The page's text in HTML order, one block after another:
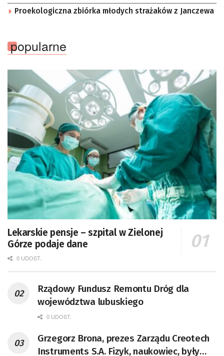
Proekologiczna zbiórka młodych strażaków z Janczewa
popularne
Lekarskie pensje – szpital w Zielonej
Górze podaje dane
0 UDOST.
Rządowy Fundusz Remontu Dróg dla
województwa lubuskiego
0 UDOST.
Grzegorz Brona, prezes Zarządu Creotech
Instruments S.A. Fizyk, naukowiec, były